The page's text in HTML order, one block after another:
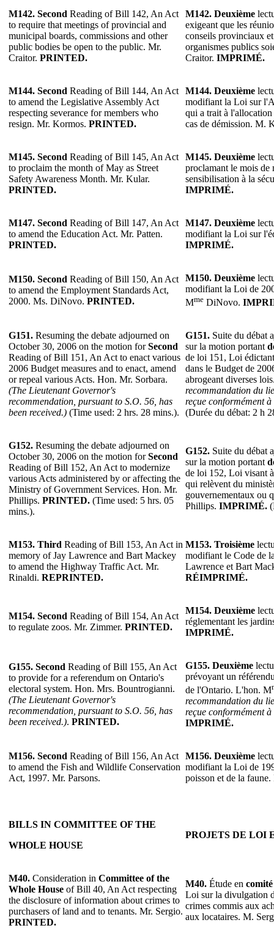
M142. Second Reading of Bill 142, An Act
to require that meetings of provincial and
municipal boards, commissions and other
public bodies be open to the public. Mr.
Craitor. PRINTED.
M142. Deuxième
exigeant que les
conseils provinciaux
organismes publics
Craitor. IMPRIMÉ.
M144. Second Reading of Bill 144, An Act
to amend the Legislative Assembly Act
respecting severance for members who
resign. Mr. Kormos. PRINTED.
M144. Deuxième
modifiant la Loi sur
qui a trait à l'allocation
cas de démission. M.
M145. Second Reading of Bill 145, An Act
to proclaim the month of May as Street
Safety Awareness Month. Mr. Kular.
PRINTED.
M145. Deuxième
proclamant le mois de
sensibilisation à la
IMPRIMÉ.
M147. Second Reading of Bill 147, An Act
to amend the Education Act. Mr. Patten.
PRINTED.
M147. Deuxième
modifiant la Loi sur
IMPRIMÉ.
M150. Second Reading of Bill 150, An Act
to amend the Employment Standards Act,
2000. Ms. DiNovo. PRINTED.
M150. Deuxième
modifiant la Loi de
Mme DiNovo.
G151. Resuming the debate adjourned on
October 30, 2006 on the motion forSecond
Reading of Bill 151, An Act to enact various
2006 Budget measures and to enact, amend
or repeal various Acts. Hon. Mr. Sorbara.
(The Lieutenant Governor's
recommendation, pursuant to S.O. 56, has
been received.) (Time used: 2 hrs. 28 mins.).
G151. Suite du débat
sur la motion portant
de loi 151, Loi
dans le Budget de
abrogeant diverses
recommandation du
reçue conformément
(Durée du débat: 2 h
G152. Resuming the debate adjourned on
October 30, 2006 on the motion forSecond
Reading of Bill 152, An Act to modernize
various Acts administered by or affecting the
Ministry of Government Services. Hon. Mr.
Phillips. PRINTED. (Time used: 5 hrs. 05
mins.).
G152. Suite du débat
sur la motion portant
de loi 152, Loi visant
qui relèvent du
gouvernementaux ou
Phillips. IMPRIMÉ.
M153. Third Reading of Bill 153, An Act in
memory of Jay Lawrence and Bart Mackey
to amend the Highway Traffic Act. Mr.
Rinaldi. REPRINTED.
M153. Troisième
modifiant le Code de
Lawrence et Bart
RÉIMPRIMÉ.
M154. Second Reading of Bill 154, An Act
to regulate zoos. Mr. Zimmer. PRINTED.
M154. Deuxième
réglementant les
IMPRIMÉ.
G155. Second Reading of Bill 155, An Act
to provide for a referendum on Ontario's
electoral system. Hon. Mrs. Bountrogianni.
(The Lieutenant Governor's
recommendation, pursuant to S.O. 56, has
been received.). PRINTED.
G155. Deuxième
prévoyant un
de l'Ontario. L'hon. M
recommandation du
reçue conformément
IMPRIMÉ.
M156. Second Reading of Bill 156, An Act
to amend the Fish and Wildlife Conservation
Act, 1997. Mr. Parsons.
M156. Deuxième
modifiant la Loi de
poisson et de la faune.
BILLS IN COMMITTEE OF THE
WHOLE HOUSE
PROJETS DE LOI
M40. Consideration in Committee of the
Whole House of Bill 40, An Act respecting
the disclosure of information about crimes to
purchasers of land and to tenants. Mr. Sergio.
PRINTED.
M40. Étude en
Loi sur la divulgation
crimes commis aux
aux locataires. M.